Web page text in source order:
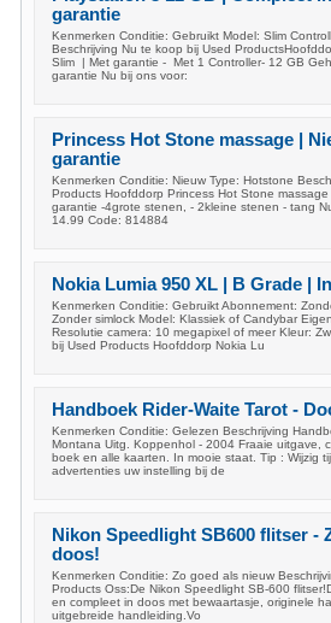
garantie
Kenmerken Conditie: Gebruikt Model: Slim
Beschrijving Nu te koop bij Used
Slim | Met garantie - Met 1 Controller- 12 GB
garantie Nu bij ons voor:
Princess Hot Stone massage |
garantie
Kenmerken Conditie: Nieuw Type: Hotstone
Products Hoofddorp Princess Hot Stone
garantie -4grote stenen, - 2kleine stenen - tang
14.99 Code: 814884
Nokia Lumia 950 XL | B Grade |
Kenmerken Conditie: Gebruikt Abonnement:
Zonder simlock Model: Klassiek of Candybar
Resolutie camera: 10 megapixel of meer Kleur:
bij Used Products Hoofddorp Nokia Lu
Handboek Rider-Waite Tarot -
Kenmerken Conditie: Gelezen Beschrijving
Montana Uitg. Koppenhol - 2004 Fraaie uitgave,
boek en alle kaarten. In mooie staat. Tip : Wijzig
advertenties uw instelling bij de
Nikon Speedlight SB600 flitser -
doos!
Kenmerken Conditie: Zo goed als nieuw
Products Oss:De Nikon Speedlight SB-600
en compleet in doos met bewaartasje, originele
uitgebreide handleiding.Vo